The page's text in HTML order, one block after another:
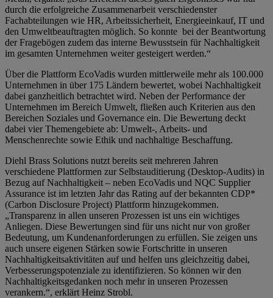
durch die erfolgreiche Zusammenarbeit verschiedenster
Fachabteilungen wie HR, Arbeitssicherheit, Energieeinkauf, IT und
den Umweltbeauftragten möglich. So konnte bei der Beantwortung
der Fragebögen zudem das interne Bewusstsein für Nachhaltigkeit
im gesamten Unternehmen weiter gesteigert werden.“
Über die Plattform EcoVadis wurden mittlerweile mehr als 100.000
Unternehmen in über 175 Ländern bewertet, wobei Nachhaltigkeit
dabei ganzheitlich betrachtet wird. Neben der Performance der
Unternehmen im Bereich Umwelt, fließen auch Kriterien aus den
Bereichen Soziales und Governance ein. Die Bewertung deckt
dabei vier Themengebiete ab: Umwelt-, Arbeits- und
Menschenrechte sowie Ethik und nachhaltige Beschaffung.
Diehl Brass Solutions nutzt bereits seit mehreren Jahren
verschiedene Plattformen zur Selbstauditierung (Desktop-Audits) in
Bezug auf Nachhaltigkeit – neben EcoVadis und NQC Supplier
Assurance ist im letzten Jahr das Rating auf der bekannten CDP*
(Carbon Disclosure Project) Plattform hinzugekommen.
„Transparenz in allen unseren Prozessen ist uns ein wichtiges
Anliegen. Diese Bewertungen sind für uns nicht nur von großer
Bedeutung, um Kundenanforderungen zu erfüllen. Sie zeigen uns
auch unsere eigenen Stärken sowie Fortschritte in unseren
Nachhaltigkeitsaktivitäten auf und helfen uns gleichzeitig dabei,
Verbesserungspotenziale zu identifizieren. So können wir den
Nachhaltigkeitsgedanken noch mehr in unseren Prozessen
verankern.“, erklärt Heinz Strobl.